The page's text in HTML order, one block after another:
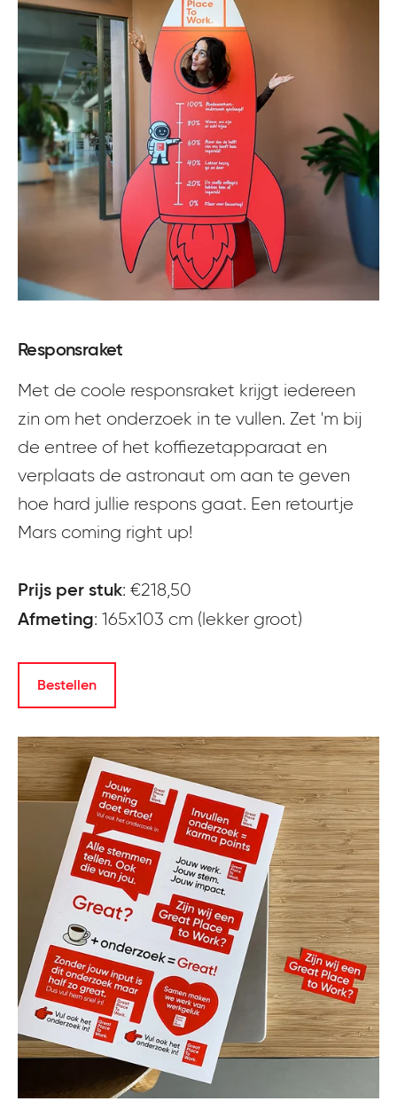
Responsraket
Met de coole responsraket krijgt iedereen
zin om het onderzoek in te vullen. Zet 'm bij
de entree of het koffiezetapparaat en
verplaats de astronaut om aan te geven
hoe hard jullie respons gaat. Een retourtje
Mars coming right up!
Prijs per stuk: €218,50
Afmeting: 165x103 cm (lekker groot)
Bestellen